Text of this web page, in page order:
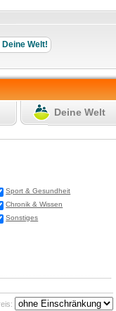
Deine Welt
Sport & Gesundheit
Chronik & Wissen
Sonstiges